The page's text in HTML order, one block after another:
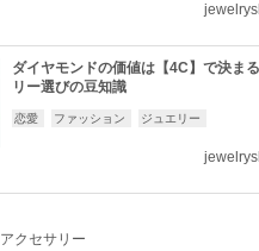
ダイヤモンドの価値は【4C】で決ま
リー選びの豆知識
恋愛 ファッション ジュエリー
アクセサリー